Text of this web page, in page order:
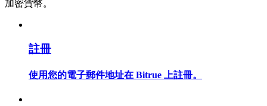
合約功能使用指南
加密貨幣。
註冊
使用您的電子郵件地址在 Bitrue 上註冊。